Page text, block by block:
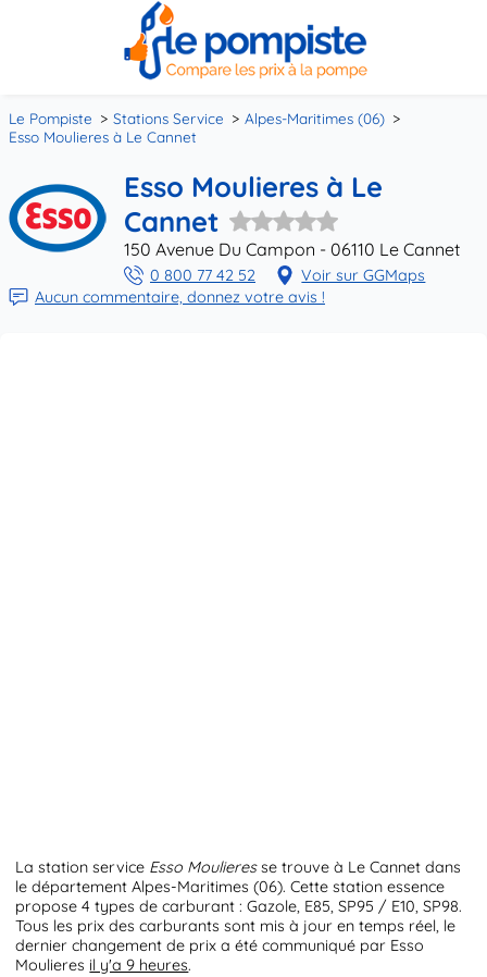
Le Pompiste Stations Service
Alpes-Maritimes (06)
Esso Moulieres à Le Cannet
Esso Moulieres à Le
Cannet
150 Avenue Du Campon - 06110 Le Cannet
0 800 77 42 52
Voir sur GGMaps
Aucun commentaire, donnez votre avis !
La station service Esso Moulieresse trouve à Le Cannet dans
le département Alpes-Maritimes (06). Cette station essence
propose 4 types de carburant : Gazole, E85, SP95 / E10, SP98.
Tous les prix des carburants sont mis à jour en temps réel, le
dernier changement de prix a été communiqué par Esso
Moulieres il y'a 9 heures.